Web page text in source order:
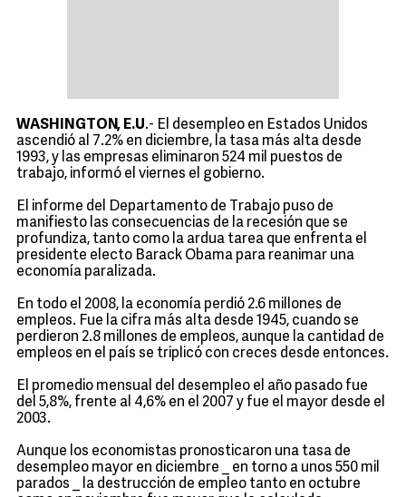
WASHINGTON, E.U.- El desempleo en Estados Unidos
ascendió al 7.2% en diciembre, la tasa más alta desde
1993, y las empresas eliminaron 524 mil puestos de
trabajo, informó el viernes el gobierno.
El informe del Departamento de Trabajo puso de
manifiesto las consecuencias de la recesión que se
profundiza, tanto como la ardua tarea que enfrenta el
presidente electo Barack Obama para reanimar una
economía paralizada.
En todo el 2008, la economía perdió 2.6 millones de
empleos. Fue la cifra más alta desde 1945, cuando se
perdieron 2.8 millones de empleos, aunque la cantidad de
empleos en el país se triplicó con creces desde entonces.
El promedio mensual del desempleo el año pasado fue
del 5,8%, frente al 4,6% en el 2007 y fue el mayor desde el
2003.
Aunque los economistas pronosticaron una tasa de
desempleo mayor en diciembre _ en torno a unos 550 mil
parados _ la destrucción de empleo tanto en octubre